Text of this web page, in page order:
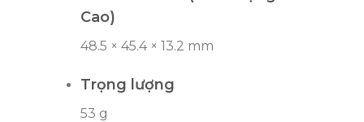
Cao)
48.5 × 45.4 × 13.2 mm
Trọng lượng
53 g